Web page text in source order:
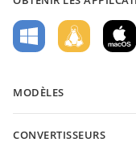
MODÈLES
CONVERTISSEURS